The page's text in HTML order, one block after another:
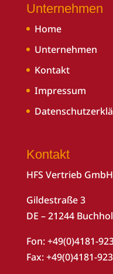
Unternehmen
Home
Unternehmen
Kontakt
Impressum
Kontakt
HFS Vertrieb GmbH
Gildestraße 3
DE – 21244
Fon: +49(0)4181-
Fax: +49(0)4181-